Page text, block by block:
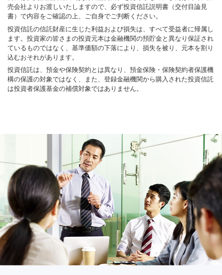
売会社よりお渡しいたしますので、必ず投資信託説明書（交付目論見
書）で内容をご確認の上、ご自身でご判断ください。
投資信託の信託財産に生じた利益および損失は、すべて受益者に帰属し
ます。投資家の皆さまの投資元本は金融機関の預貯金と異なり保証され
ているものではなく、基準価額の下落により、損失を被り、元本を割り
込むおそれがあります。
投資信託は、預金や保険契約とは異なり、預金保険・保険契約者保護機
構の保護の対象ではなく、また、登録金融機関から購入された投資信託
は投資者保護基金の補償対象ではありません。